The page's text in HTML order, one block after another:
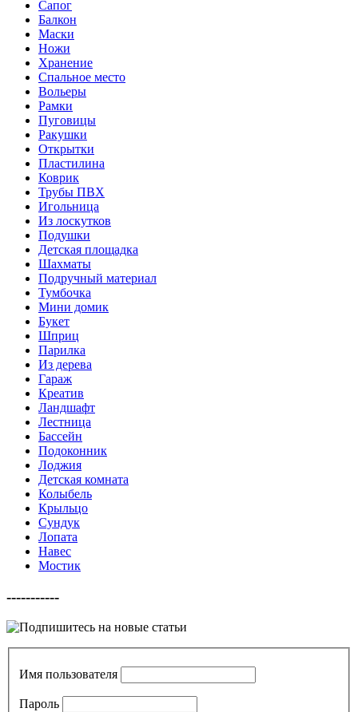
Сапог
Балкон
Маски
Ножи
Хранение
Спальное место
Вольеры
Рамки
Пуговицы
Ракушки
Открытки
Пластилина
Коврик
Трубы ПВХ
Игольница
Из лоскутков
Подушки
Детская площадка
Шахматы
Подручный материал
Тумбочка
Мини домик
Букет
Шприц
Парилка
Из дерева
Гараж
Креатив
Ландшафт
Лестница
Бассейн
Подоконник
Лоджия
Детская комната
Колыбель
Крыльцо
Сундук
Лопата
Навес
Мостик
-----------
Имя пользователя
Пароль